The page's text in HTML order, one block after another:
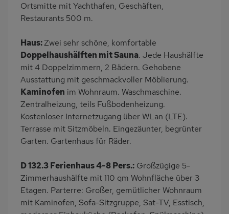
Eingezäuntes
Grundstück
Dusche/WC
Backofen
Geschirrspülmaschine
Kühlschrank
Ruhige Lage
Babybett
Kinderhochstuhl
Fahrradabstellraum
Nichtraucher
Kaffeemaschine
Bettwäsche mietbar
Handtücher mietbar
Ortsmitte mit Yachthafen, Geschäften,
Restaurants 500 m.
Haus:Zwei sehr schöne, komfortable
Doppelhaushälften mit Sauna. Jede Haushälfte
mit 4 Doppelzimmern, 2 Bädern. Gehobene
Ausstattung mit geschmackvoller Möblierung.
Kaminofen im Wohnraum. Waschmaschine.
Zentralheizung, teils Fußbodenheizung.
Kostenloser Internetzugang über WLan (LTE).
Terrasse mit Sitzmöbeln. Eingezäunter, begrünter
Garten. Gartenhaus für Räder.
D 132.3 Ferienhaus 4-8 Pers.: Großzügige 5-
Zimmerhaushälfte mit 110 qm Wohnfläche über 3
Etagen. Parterre: Großer, gemütlicher Wohnraum
mit Kaminofen, Sofa-Sitzgruppe, Sat-TV, Esstisch,